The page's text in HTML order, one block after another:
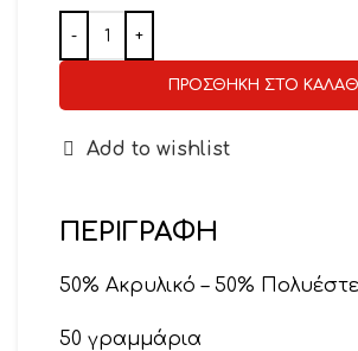
ΠΡΟΣΘΉΚΗ ΣΤΟ
Add to wishlist
ΠΕΡΙΓΡΑΦΉ
50% Ακρυλικό – 50%
50 γραμμάρια